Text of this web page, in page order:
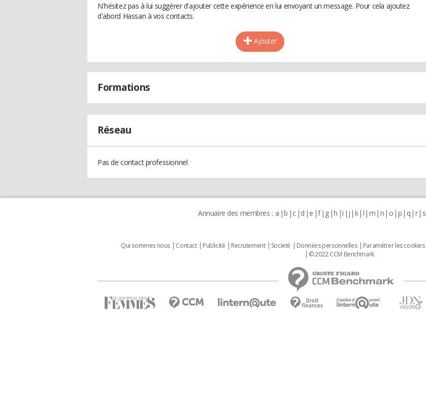
N'hésitez pas à lui suggérer d'ajouter cette expérience en lui envoyant un message. Pour cela ajoutez
d'abord Hassan à vos contacts.
Ajouter
Formations
Réseau
Pas de contact professionnel
Annuaire des membres : a b c d e f g h i j k l m n o p q r s
Qui sommes nous Contact Publicité Recrutement Societé Données personnelles Paramétrer les cookies
© 2022 CCM Benchmark